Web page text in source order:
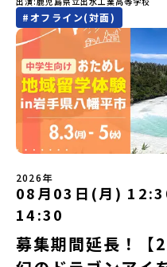
いただく予定です。・食事アレ
レルギー対応希望にはお応えし
要な場合は必ず事前にご相談
なくなった場合について参加
い。やむを得ないお取り消し
ださい。・キャンセルポリシ
合、以下のルールに沿って対
い。プログラム開催日の前日
絡日：お支払いいただく旅行
料・20日目-8日目：20％・7日
加またはプログラム開始後の解
どの状況等によって開催を見合
は原則、開催日1週間前までに
に達しなかった場合は、開催日
にてご連絡いたします。・よく
についてはこちらをご確認くだ
費（2泊分）・プログラム内の
事代※以下の費用は参加者のご
復交通費・お土産代や自由時
集人数】最大10名（お申し込
者決定】お申し込み多数の場
果をご連絡いたします。【申
から 5月14日(木) 12：00まで
ためし地域留学」ステップア
知りたい方や、お申し込みを
ライン配信を行います。知り
つのステップをご活用くださ
（アーカイブ動画を公開中！
りたい方へ〜日本全国20以上
し地域留学」の魅力を凝縮した
す。初めての一人旅への不安や
る]YouTube：https://
si=e5erbspvwz5O8_uF【
ているだけではありません！農
で「町のぜんぶが教科書」 で
や、放課後の「地域探究サー
飛び出し町の人たちと一緒に
ます。そんな先輩たちとの交
見つかるはず！ あたたかい町
ている北海道大樹町へ、あな
発しませんか？ 体験のおすす
定）＜１日目＞（PM）「オリ
「大樹町の自然を満喫」 -先
樹高校見学・寮見学」 -大樹
との対話「大樹町の魅力を体
イーツ（PM）「大樹町の魅
ーSORA見学 -モデルロケット
BBQ」 -さらに仲間や地元の
＞（AM）「3日間の振り返り
とひらきたい！」「ものづくり
中学生のみなさんにおすすめ
約200の高校と連携し、地域の
い留学」をプチ体験できるプ
も安心！現地でもスタッフが
のフィールドは「鹿児島県 出
市（いずみし）は、鹿児島県
れない景色と、地元の人たち
す。400年前から続く「武士の
ために築いた「出水麓（いず
150軒のお屋敷のほとんどに
士が歩いた道を、自分の足で歩
セル。真っ青な海へダイブ！目
い）は穏やかなリアス式海岸。
きたい景色です。出水工業高校
つの学科。金属加工、電気工
る環境。「高校生ものづくりコ
会2位に輝くなど、先輩たちの
#オフライン(対面)
2026年
08月03日(月)
14:30
募集期間延長！【